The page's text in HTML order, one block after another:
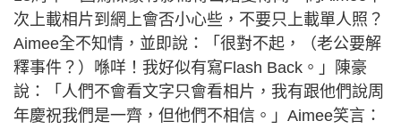
次上載相片到網上會否小心些，不要只上載單人照？
Aimee全不知情，並即說：「很對不起，（老公要解
釋事件？）喺咩！我好似有寫Flash Back。」陳豪
說：「人們不會看文字只會看相片，我有跟他們說周
年慶祝我們是一齊，但他們不相信。」Aimee笑言：